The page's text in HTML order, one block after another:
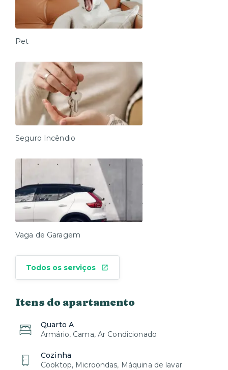
Pet
Seguro Incêndio
Vaga de Garagem
Todos os serviços
Itens do apartamento
Quarto A
Armário, Cama, Ar Condicionado
Cozinha
Cooktop, Microondas, Máquina de lavar